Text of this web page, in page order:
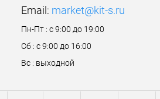
Email: market@kit-s.ru
Пн-Пт : с 9:00 до 19:00
Сб : с 9:00 до 16:00
Вс : выходной